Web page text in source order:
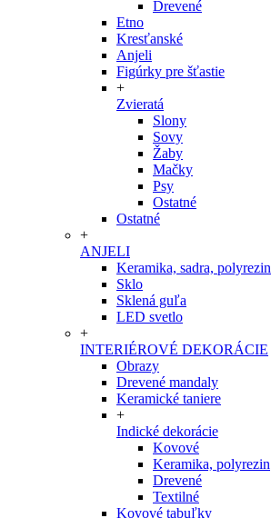
Drevené
Etno
Kresťanské
Anjeli
Figúrky pre šťastie
+
Zvieratá
Slony
Sovy
Žaby
Mačky
Psy
Ostatné
Ostatné
+
ANJELI
Keramika, sadra, polyrezin
Sklo
Sklená guľa
LED svetlo
+
INTERIÉROVÉ DEKORÁCIE
Obrazy
Drevené mandaly
Keramické taniere
+
Indické dekorácie
Kovové
Keramika, polyrezin
Drevené
Textilné
Kovové tabuľky